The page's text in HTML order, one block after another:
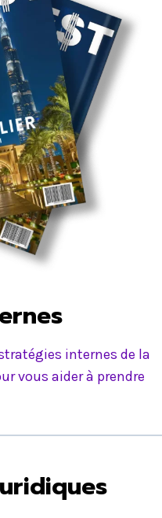
internes de la
vous aider à prendre